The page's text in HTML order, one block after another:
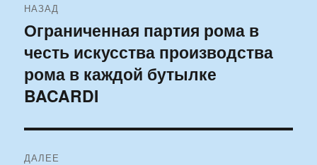
по
записям
НАЗАД
Предыдущая
запись:
Ограниченная партия рома в
честь искусства производства
рома в каждой бутылке
BACARDI
ДАЛЕЕ